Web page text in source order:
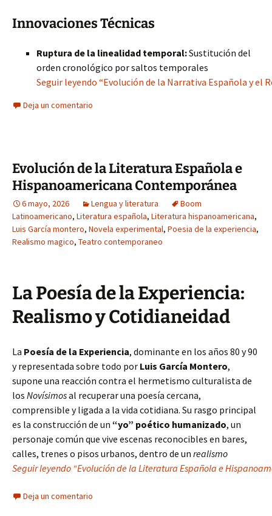
Innovaciones Técnicas
Ruptura de la linealidad temporal:Sustitución del
orden cronológico por saltos temporales
Seguir leyendo “Evolución de la Narrativa Española y el
Deja un comentario
Evolución de la Literatura Española e
Hispanoamericana Contemporánea
6 mayo, 2026 Lengua y literatura
Boom
Latinoamericano, Literatura española, Literatura hispanoamericana,
Luis García montero, Novela experimental, Poesia de la experiencia,
Realismo magico, Teatro contemporaneo
La Poesía de la Experiencia:
Realismo y Cotidianeidad
La Poesía de la Experiencia, dominante en los años 80 y 90
y representada sobre todo por Luis García Montero,
supone una reacción contra el hermetismo culturalista de
los Novísimosal recuperar una poesía cercana,
comprensible y ligada a la vida cotidiana. Su rasgo principal
es la construcción de un “yo” poético humanizado, un
personaje común que vive escenas reconocibles en bares,
calles, trenes o pisos urbanos, dentro de un realismo
Seguir leyendo “Evolución de la Literatura Española e
Deja un comentario